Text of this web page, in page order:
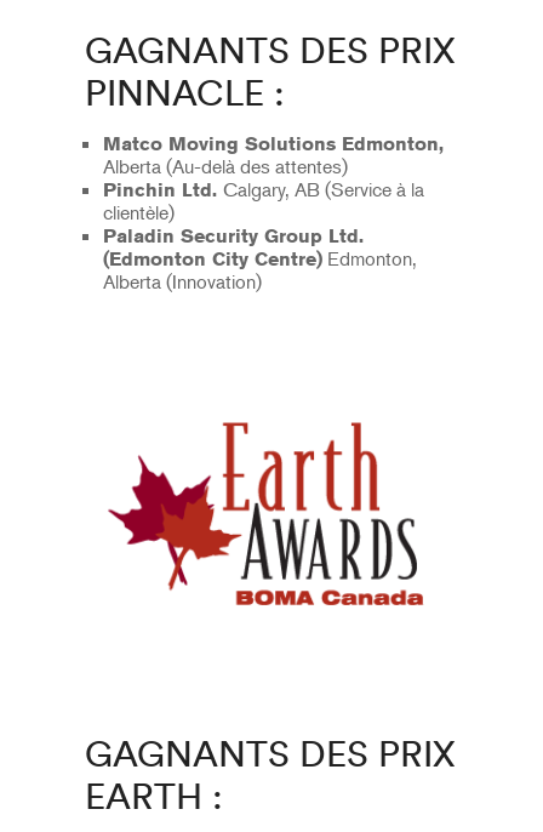
GAGNANTS DES PRIX
PINNACLE :
Matco Moving Solutions Edmonton,
Alberta (Au-delà des attentes)
Pinchin Ltd. Calgary, AB (Service à la
clientèle)
Paladin Security Group Ltd.
(Edmonton City Centre) Edmonton,
Alberta (Innovation)
GAGNANTS DES PRIX
EARTH :